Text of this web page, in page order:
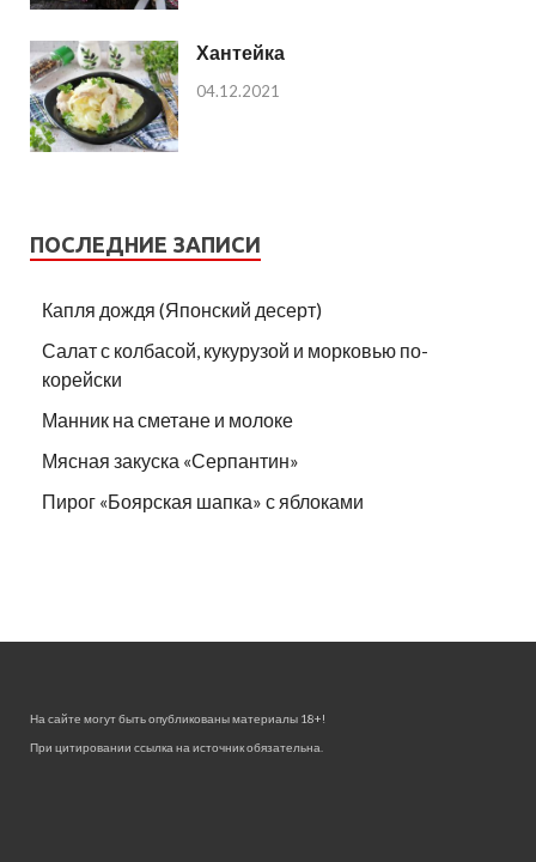
Хантейка
04.12.2021
ПОСЛЕДНИЕ ЗАПИСИ
Капля дождя (Японский десерт)
Салат с колбасой, кукурузой и морковью по-
корейски
Манник на сметане и молоке
Мясная закуска «Серпантин»
Пирог «Боярская шапка» с яблоками
На сайте могут быть опубликованы материалы 18+!
При цитировании ссылка на источник обязательна.